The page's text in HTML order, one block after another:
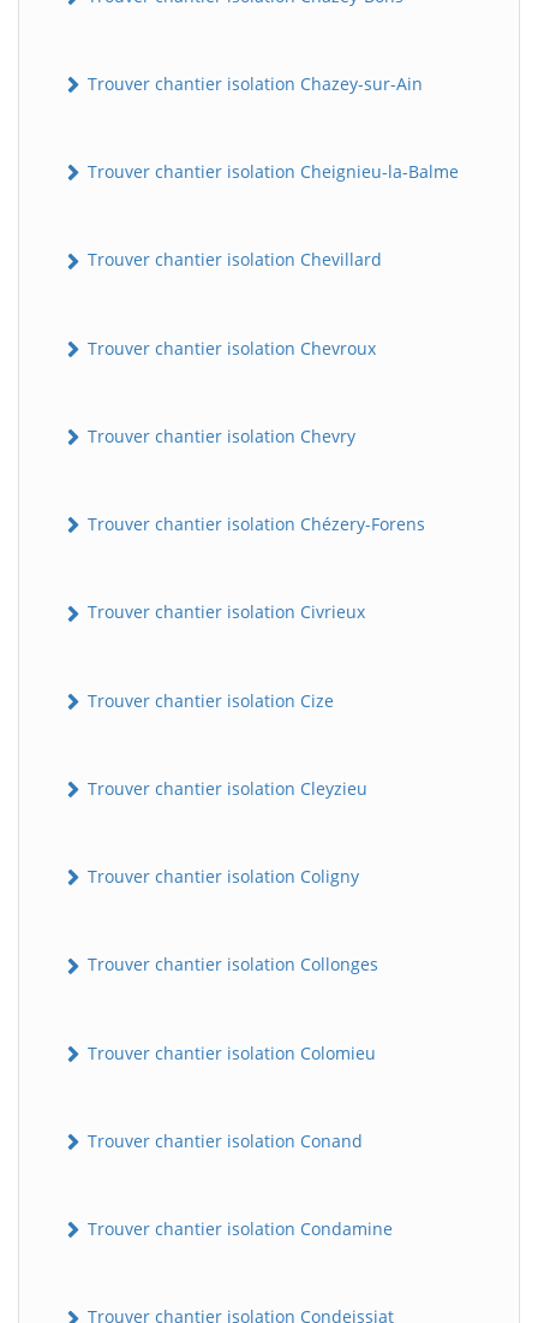
Trouver chantier isolation Chazey-sur-Ain
Trouver chantier isolation Cheignieu-la-Balme
Trouver chantier isolation Chevillard
Trouver chantier isolation Chevroux
Trouver chantier isolation Chevry
Trouver chantier isolation Chézery-Forens
Trouver chantier isolation Civrieux
Trouver chantier isolation Cize
Trouver chantier isolation Cleyzieu
Trouver chantier isolation Coligny
Trouver chantier isolation Collonges
Trouver chantier isolation Colomieu
Trouver chantier isolation Conand
Trouver chantier isolation Condamine
Trouver chantier isolation Condeissiat
BatiWebPro